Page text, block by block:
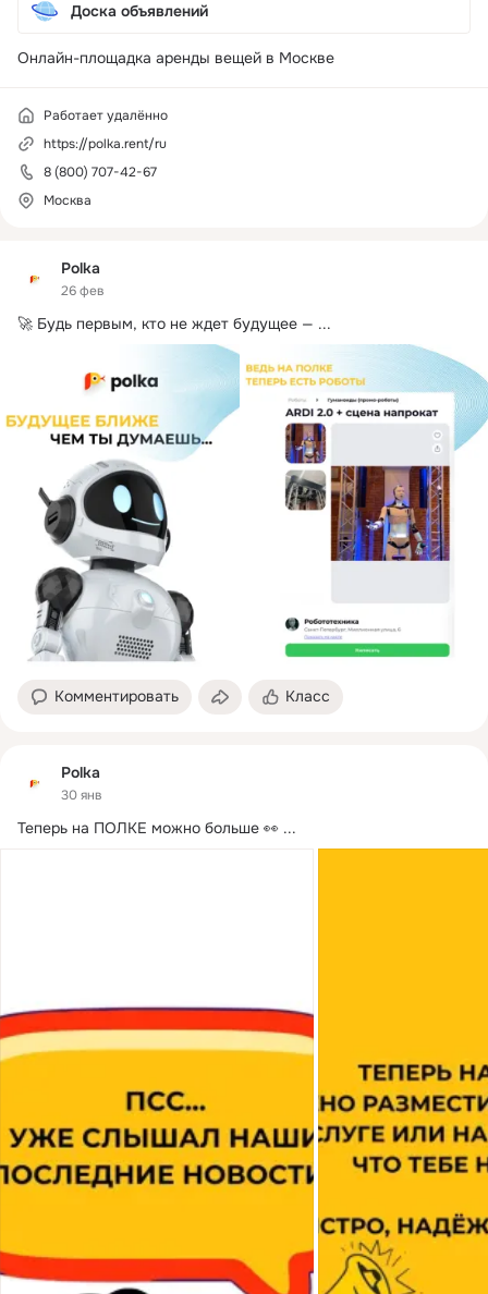
Polka
26 фев
🚀 Будь первым, кто не ждет будущее — ...
Комментировать Класс
Polka
30 янв
Теперь на ПОЛКЕ можно больше 👀 ...
Доска объявлений
Онлайн-площадка аренды вещей в Москве
Работает удалённо
https://polka.rent/ru
8 (800) 707-42-67
Москва